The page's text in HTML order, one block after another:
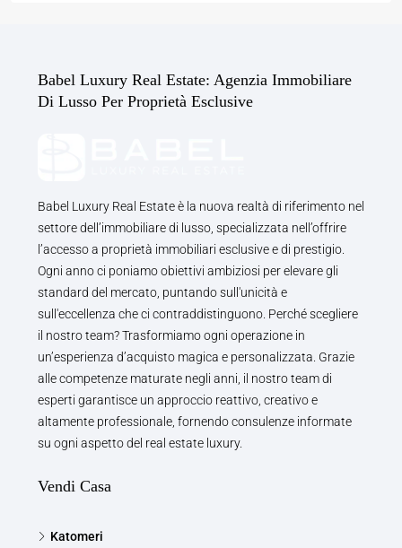
Babel Luxury Real Estate: Agenzia Immobiliare
Di Lusso Per Proprietà Esclusive
Babel Luxury Real Estate è la nuova realtà di riferimento nel
settore dell’immobiliare di lusso, specializzata nell’offrire
l’accesso a proprietà immobiliari esclusive e di prestigio.
Ogni anno ci poniamo obiettivi ambiziosi per elevare gli
standard del mercato, puntando sull'unicità e
sull'eccellenza che ci contraddistinguono. Perché scegliere
il nostro team? Trasformiamo ogni operazione in
un’esperienza d’acquisto magica e personalizzata. Grazie
alle competenze maturate negli anni, il nostro team di
esperti garantisce un approccio reattivo, creativo e
altamente professionale, fornendo consulenze informate
su ogni aspetto del real estate luxury.
Vendi Casa
Katomeri